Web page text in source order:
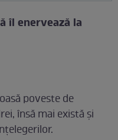
îl enervează la
poveste de
însă mai există și